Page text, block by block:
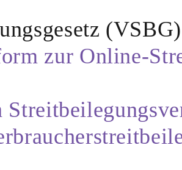
(VSBG)
zur Online-